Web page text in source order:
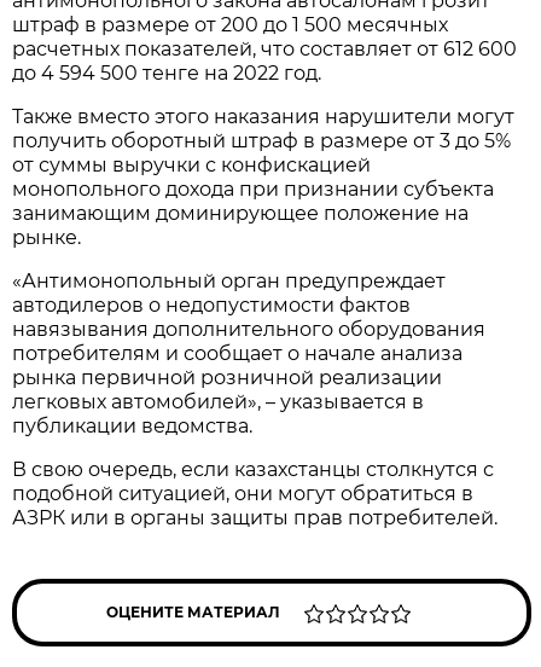
штраф в размере от 200 до 1 500 месячных
расчетных показателей, что составляет от 612 600
до 4 594 500 тенге на 2022 год.
Также вместо этого наказания нарушители могут
получить оборотный штраф в размере от 3 до 5%
от суммы выручки с конфискацией
монопольного дохода при признании субъекта
занимающим доминирующее положение на
рынке.
«Антимонопольный орган предупреждает
автодилеров о недопустимости фактов
навязывания дополнительного оборудования
потребителям и сообщает о начале анализа
рынка первичной розничной реализации
легковых автомобилей», – указывается в
публикации ведомства.
В свою очередь, если казахстанцы столкнутся с
подобной ситуацией, они могут обратиться в
АЗРК или в органы защиты прав потребителей.
ОЦЕНИТЕ МАТЕРИАЛ